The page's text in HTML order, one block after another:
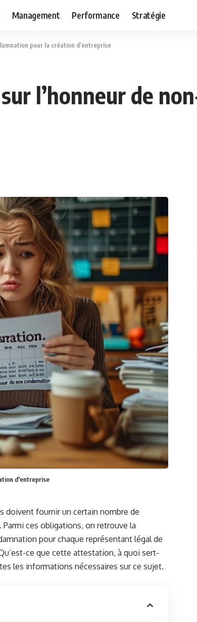
Management Performance Stratégie
pour la création d’entreprise
l’honneur de
d'entreprise
doivent fournir un certain nombre de
ces obligations, on retrouve la
pour chaque représentant légal de
ce que cette attestation, à quoi sert-
les informations nécessaires sur ce sujet.